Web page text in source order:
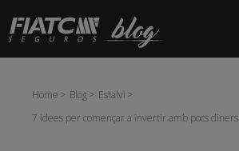
Salta al contingut principal
Home Blog
Estalvi
7 idees per començar a invertir amb pocs diners